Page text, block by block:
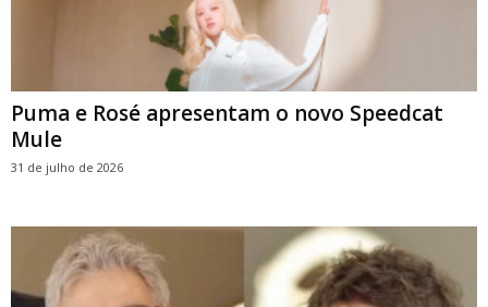
Puma e Rosé apresentam o novo Speedcat
Mule
31 de julho de 2026